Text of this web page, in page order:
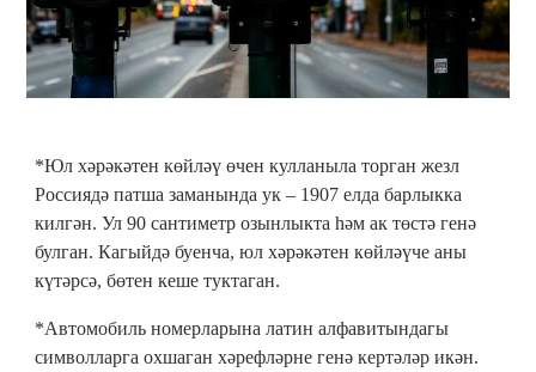
*Юл хәрәкәтен көйләү өчен кулланыла торган жезл
Россиядә патша заманында ук – 1907 елда барлыкка
килгән. Ул 90 сантиметр озынлыкта һәм ак төстә генә
булган. Кагыйдә буенча, юл хәрәкәтен көйләүче аны
күтәрсә, бөтен кеше туктаган.
*Автомобиль номерларына латин алфавитындагы
символларга охшаган хәрефләрне генә кертәләр икән.